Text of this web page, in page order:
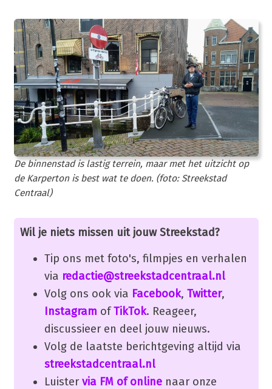
De binnenstad is lastig terrein, maar met het uitzicht op
de Karperton is best wat te doen. (foto: Streekstad
Centraal)
Wil je niets missen uit jouw Streekstad?
Tip ons met foto's, filmpjes en verhalen
via redactie@streekstadcentraal.nl
Volg ons ook via Facebook, Twitter,
Instagram ofTikTok. Reageer,
discussieer en deel jouw nieuws.
Volg de laatste berichtgeving altijd via
streekstadcentraal.nl
Luister via FM of onlinenaar onze